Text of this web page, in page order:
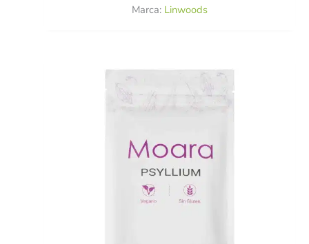
Marca: Linwoods